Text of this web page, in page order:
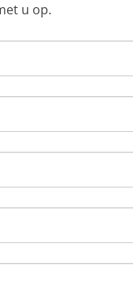
u op.